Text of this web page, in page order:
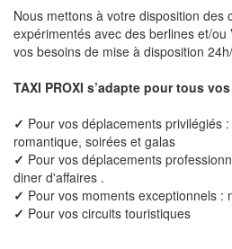
Nous mettons à votre disposition des
expérimentés avec des berlines et/
vos besoins de mise à disposition
TAXI PROXI s’adapte pour tous
✓ Pour vos déplacements privilégiés
romantique, soirées et galas
✓ Pour vos déplacements
diner d'affaires .
✓ Pour vos moments exceptionnels :
✓ Pour vos circuits touristiques